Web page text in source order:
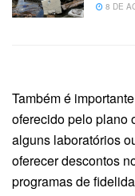
8 DE
Também é
oferecido pelo plano
alguns laboratórios
oferecer descontos
programas de